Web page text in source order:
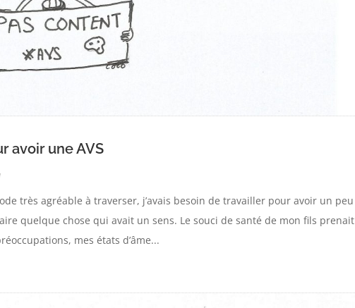
avoir une AVS
très agréable à traverser, j’avais besoin de travailler pour avoir un peu
quelque chose qui avait un sens. Le souci de santé de mon fils prenait
mes états d’âme...